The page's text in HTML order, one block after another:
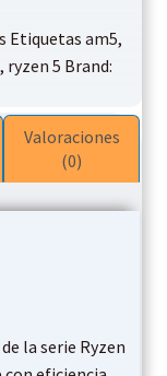
Etiquetas am5,
, ryzen 5 Brand:
Valoraciones
(0)
la serie Ryzen